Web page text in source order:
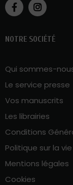
NOTRE SOCIÉTÉ
Qui sommes-
Le service presse
Vos manuscrits
Les librairies
Conditions
Politique sur la
Mentions légales
Cookies